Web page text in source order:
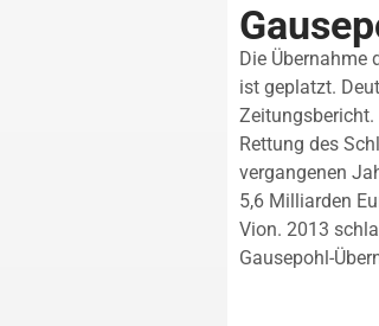
Die Übernahme
ist geplatzt.
Zeitungsbericht.
Rettung des
vergangenen
5,6 Milliarden
Vion. 2013
Gausepohl-